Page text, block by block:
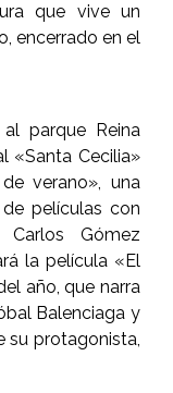
que vive un
encerrado en el
parque Reina
«Santa Cecilia»
verano», una
películas con
Gómez
la película «El
año, que narra
Balenciaga y
su protagonista,